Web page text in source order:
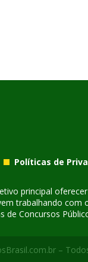
Políticas de
principal
trabalhando
de Concursos
–